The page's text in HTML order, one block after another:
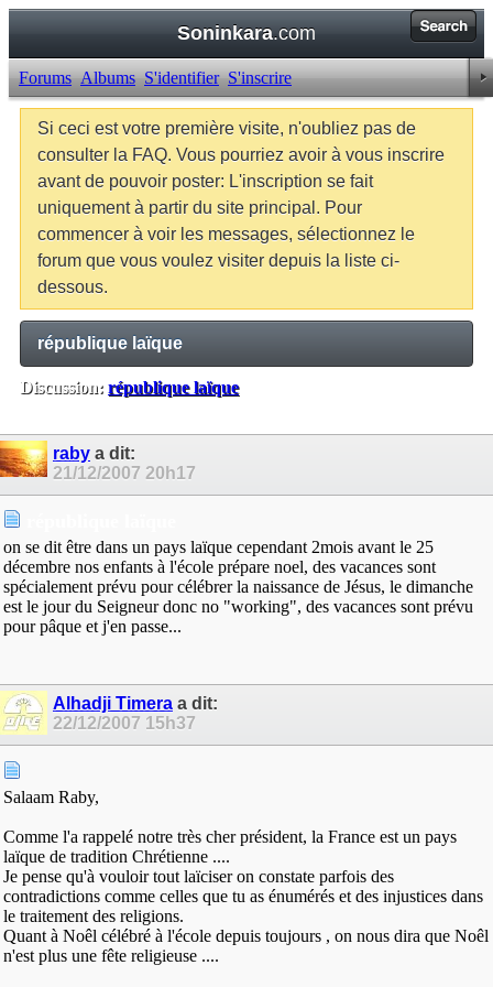
Soninkara.com
Forums Albums S'identifier S'inscrire
Si ceci est votre première visite, n'oubliez pas de
consulter la FAQ. Vous pourriez avoir à vous inscrire
avant de pouvoir poster: L'inscription se fait
uniquement à partir du site principal. Pour
commencer à voir les messages, sélectionnez le
forum que vous voulez visiter depuis la liste ci-
dessous.
république laïque
Discussion: république laïque
raby a dit:
21/12/2007 20h17
on se dit être dans un pays laïque cependant 2mois avant le 25
décembre nos enfants à l'école prépare noel, des vacances sont
spécialement prévu pour célébrer la naissance de Jésus, le dimanche
est le jour du Seigneur donc no "working", des vacances sont prévu
pour pâque et j'en passe...
Alhadji Timera a dit:
22/12/2007 15h37
Salaam Raby,
Comme l'a rappelé notre très cher président, la France est un pays
laïque de tradition Chrétienne ....
Je pense qu'à vouloir tout laïciser on constate parfois des
contradictions comme celles que tu as énumérés et des injustices dans
le traitement des religions.
Quant à Noêl célébré à l'école depuis toujours , on nous dira que Noêl
n'est plus une fête religieuse ....